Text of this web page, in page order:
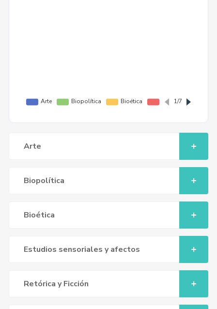
Arte
Biopolítica
Bioética
Estudios sensoriales y afectos
Retórica y Ficción